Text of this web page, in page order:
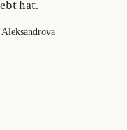
hat.